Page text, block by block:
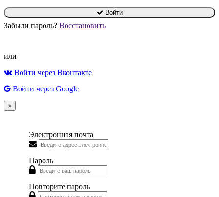
Войти
Забыли пароль? Восстановить
или
Войти через Вконтакте
Войти через Google
×
Электронная почта
Пароль
Повторите пароль